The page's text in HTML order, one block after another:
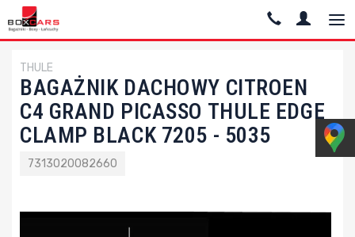
THULE
BAGAŻNIK DACHOWY CITROEN
C4 GRAND PICASSO THULE EDGE
CLAMP BLACK 7205 - 5035
7313020082660